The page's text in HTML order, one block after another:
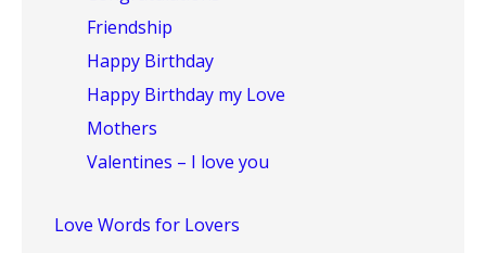
Friendship
Happy Birthday
Happy Birthday my Love
Mothers
Valentines – I love you
Love Words for Lovers